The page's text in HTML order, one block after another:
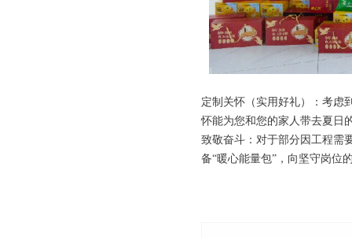
定制关怀（实用好礼）：考虑
怀能为您和您的家人带去夏日
致敬奋斗：对于部分因工程需
备“暖心能量包”，向坚守岗位